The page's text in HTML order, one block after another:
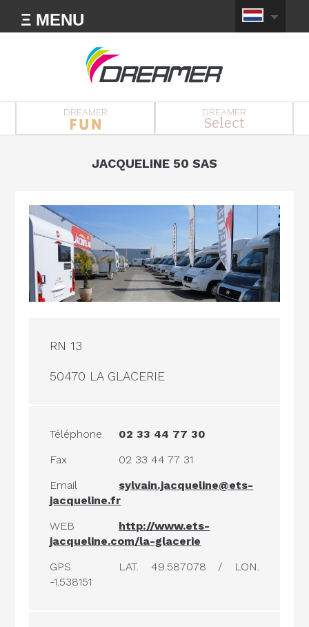
Ξ MENU
DREAMER DREAMER
Select
JACQUELINE 50 SAS
RN 13
50470 LA GLACERIE
Téléphone
02 33 44 77 30
Fax
02 33 44 77 31
Email
sylvain.jacqueline@ets-
jacqueline.fr
WEB
http://www.ets-
jacqueline.com/la-glacerie
GPS
LAT. 49.587078 / LON.
-1.538151